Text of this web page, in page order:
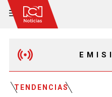
TENDENCIAS